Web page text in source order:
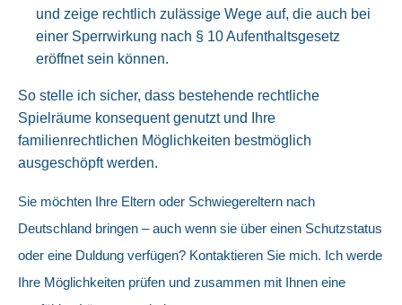
und zeige rechtlich zulässige Wege auf, die auch bei
einer Sperrwirkung nach § 10 Aufenthaltsgesetz
eröffnet sein können.
So stelle ich sicher, dass bestehende rechtliche
Spielräume konsequent genutzt und Ihre
familienrechtlichen Möglichkeiten bestmöglich
ausgeschöpft werden.
Sie möchten Ihre Eltern oder Schwiegereltern nach
Deutschland bringen – auch wenn sie über einen Schutzstatus
oder eine Duldung verfügen? Kontaktieren Sie mich. Ich werde
Ihre Möglichkeiten prüfen und zusammen mit Ihnen eine